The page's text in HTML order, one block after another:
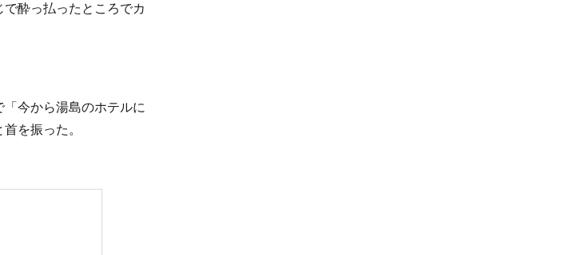
酔っ払ったところでカ
今から湯島のホテルに
を振った。